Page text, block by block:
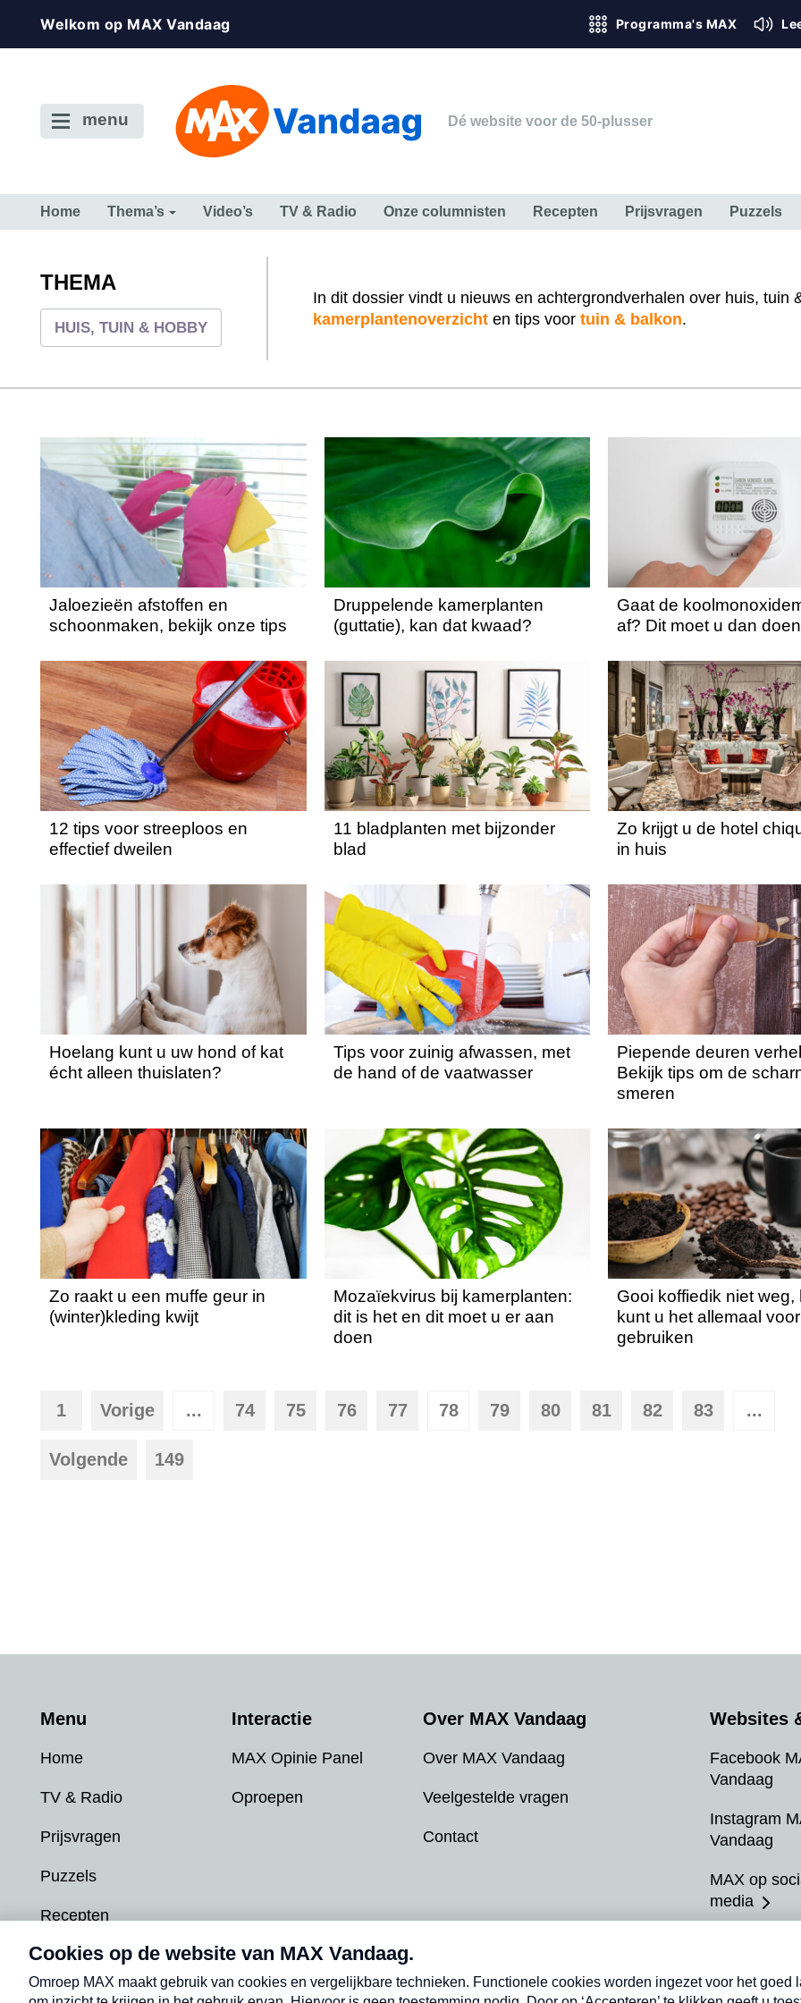
Welkom op MAX Vandaag Programma's MAX
menu Dé website voor de 50-plusser
Home Thema’s Video’s TV & Radio Onze columnisten Recepten Prijsvragen Puzzels
TERUG NAAR TOEN
THEMA
HUIS, TUIN & HOBBY
In dit dossier vindt u nieuws en achtergrondverhalen over huis, tuin
kamerplantenoverzicht en tips voor tuin & balkon.
Jaloezieën afstoffen en
schoonmaken, bekijk onze tips
Druppelende kamerplanten
(guttatie), kan dat kwaad?
Gaat de
af? Dit moet u dan doen
12 tips voor streeploos en
effectief dweilen
11 bladplanten met bijzonder
blad
Zo krijgt u de hotel
in huis
Hoelang kunt u uw hond of kat
écht alleen thuislaten?
Tips voor zuinig afwassen, met
de hand of de vaatwasser
Piepende deuren
Bekijk tips om de
smeren
Zo raakt u een muffe geur in
(winter)kleding kwijt
Mozaïekvirus bij kamerplanten:
dit is het en dit moet u er aan
doen
Gooi koffiedik niet weg,
kunt u het allemaal voor
gebruiken
1 Vorige ... 74 75 76 77 78 79 80 81 82 83 ...
Volgende 149
Menu
Home
TV & Radio
Prijsvragen
Puzzels
Recepten
Podcasts
Interactie
MAX Opinie Panel
Oproepen
Over MAX Vandaag
Over MAX Vandaag
Veelgestelde vragen
Contact
Websites
Facebook
Vandaag
Instagram
Vandaag
MAX op
media
Meldpunt